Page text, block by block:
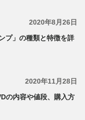
2020年8月26日
プ」の種類と特徴を詳
2020年11月28日
の内容や値段、購入方